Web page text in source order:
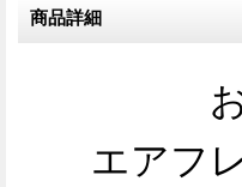
商品詳細
エアフ